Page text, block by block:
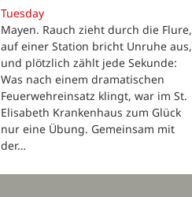
Tuesday
Mayen. Rauch zieht durch die Flure,
auf einer Station bricht Unruhe aus,
und plötzlich zählt jede Sekunde:
Was nach einem dramatischen
Feuerwehreinsatz klingt, war im St.
Elisabeth Krankenhaus zum Glück
nur eine Übung. Gemeinsam mit
der…